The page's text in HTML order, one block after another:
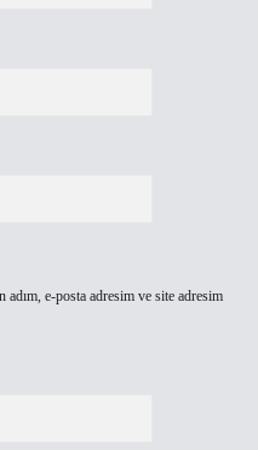
adım, e-posta adresim ve site adresim